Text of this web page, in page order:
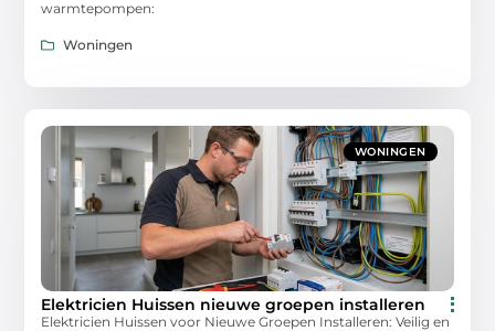
warmtepompen:
Woningen
WONINGEN
Elektricien Huissen nieuwe groepen installeren
Elektricien Huissen voor Nieuwe Groepen Installeren: Veilig en